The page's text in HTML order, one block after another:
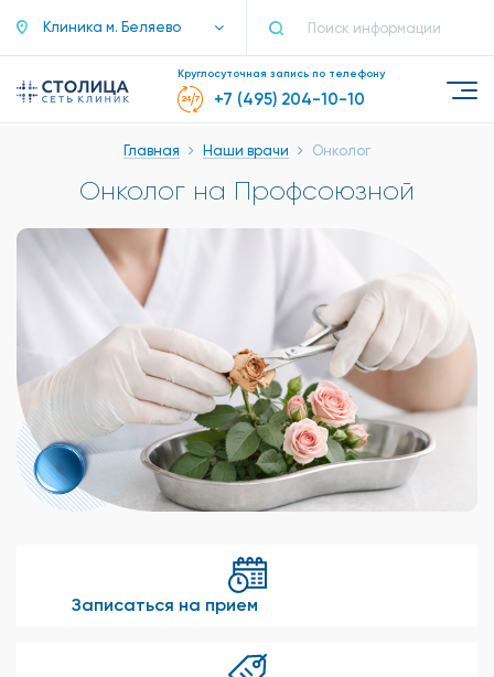
Клиника м. Беляево
Круглосуточная запись по телефону
+7 (495) 204-10-10
Главная Наши врачи Онколог
Онколог на Профсоюзной
Записаться на прием